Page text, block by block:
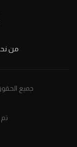
من
جميع